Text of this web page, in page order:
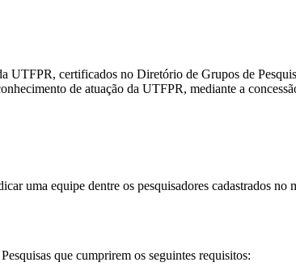
UTFPR, certificados no Diretório de Grupos de
de atuação da UTFPR, mediante a
uma equipe dentre os pesquisadores cadastrados
que cumprirem os seguintes requisitos: